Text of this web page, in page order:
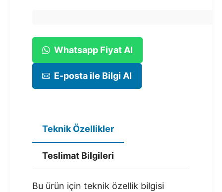
Whatsapp Fiyat Al
E-posta ile Bilgi Al
Teknik Özellikler
Teslimat Bilgileri
Bu ürün için teknik özellik bilgisi